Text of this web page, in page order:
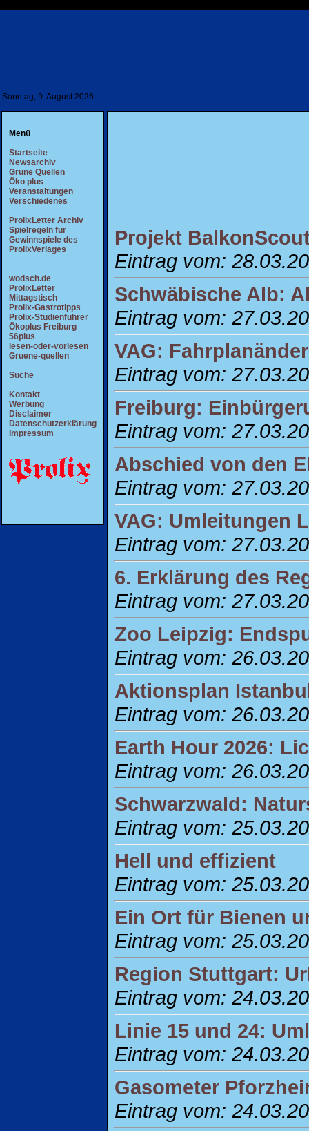
Sonntag, 9. August 2026
Menü
Startseite
Newsarchiv
Grüne Quellen
Öko plus
Veranstaltungen
Verschiedenes
ProlixLetter Archiv
Spielregeln für
Gewinnspiele des
ProlixVerlages
wodsch.de
ProlixLetter
Mittagstisch
Prolix-Gastrotipps
Prolix-Studienführer
Ökoplus Freiburg
56plus
lesen-oder-vorlesen
Gruene-quellen
Suche
Kontakt
Werbung
Disclaimer
Datenschutzerklärung
Impressum
Projekt
Eintrag vom:
Schwäbische Alb:
Eintrag vom:
VAG:
Eintrag vom:
Freiburg:
Eintrag vom:
Abschied von den
Eintrag vom:
VAG: Umleitungen
Eintrag vom:
6. Erklärung des
Eintrag vom:
Zoo Leipzig:
Eintrag vom:
Aktionsplan
Eintrag vom:
Earth Hour 2026:
Eintrag vom:
Schwarzwald:
Eintrag vom:
Hell und effizient
Eintrag vom:
Ein Ort für Bienen
Eintrag vom:
Region Stuttgart:
Eintrag vom:
Linie 15 und 24:
Eintrag vom:
Gasometer
Eintrag vom: